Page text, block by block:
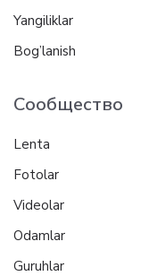
Yangiliklar
Bog’lanish
Сообщество
Lenta
Fotolar
Videolar
Odamlar
Guruhlar